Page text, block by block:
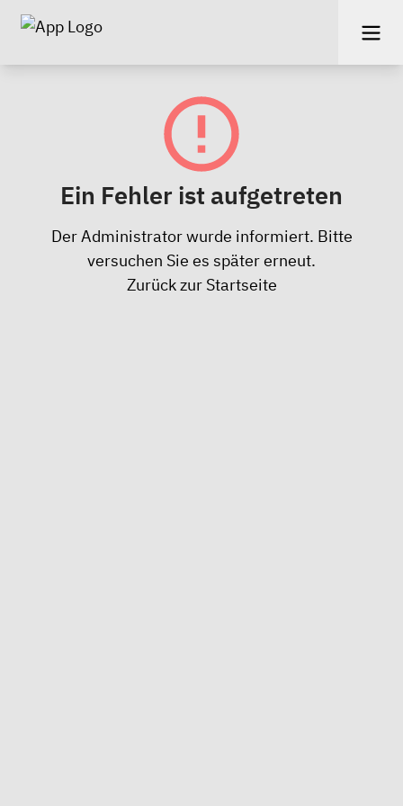
Ein Fehler ist aufgetreten
Der Administrator wurde informiert. Bitte
versuchen Sie es später erneut.
Zurück zur Startseite